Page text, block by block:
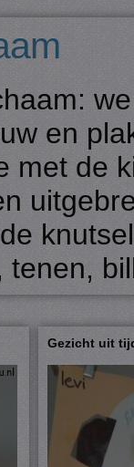
en
met de
tenen,
Gezicht uit